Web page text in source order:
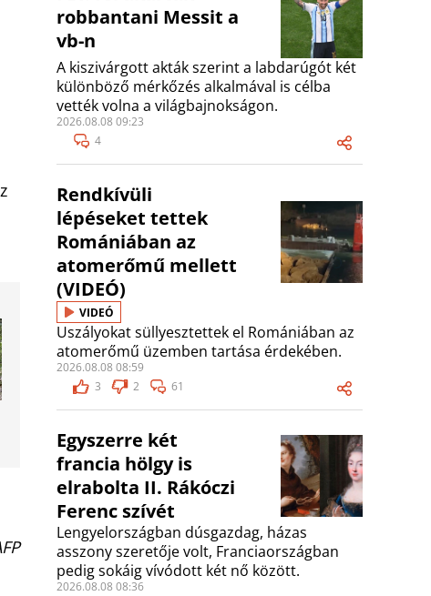
robbantani Messit a
vb-n
A kiszivárgott akták szerint a labdarúgót két
különböző mérkőzés alkalmával is célba
vették volna a világbajnokságon.
2026.08.08 09:23
4
Rendkívüli
lépéseket tettek
Romániában az
atomerőmű mellett
(VIDEÓ)
VIDEÓ
Uszályokat süllyesztettek el Romániában az
atomerőmű üzemben tartása érdekében.
2026.08.08 08:59
3
2 61
Egyszerre két
francia hölgy is
elrabolta II. Rákóczi
Ferenc szívét
Lengyelországban dúsgazdag, házas
asszony szeretője volt, Franciaországban
pedig sokáig vívódott két nő között.
2026.08.08 08:36